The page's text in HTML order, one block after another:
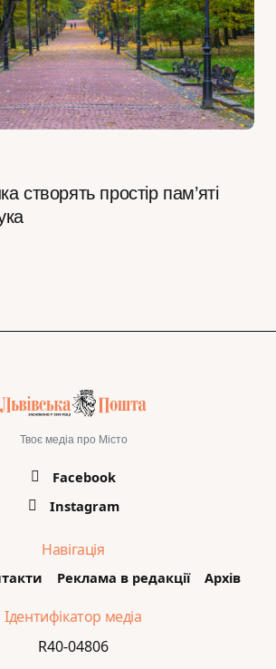
створять простір пам’яті
Твоє медіа про Місто
Facebook
Instagram
Навігація
Реклама в редакції Архів
Ідентифікатор медіа
R40-04806